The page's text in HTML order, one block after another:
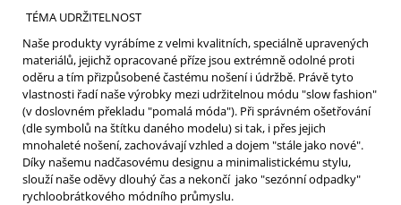
TÉMA UDRŽITELNOST
Naše produkty vyrábíme z velmi kvalitních, speciálně upravených
materiálů, jejichž opracované příze jsou extrémně odolné proti
oděru a tím přizpůsobené častému nošení i údržbě. Právě tyto
vlastnosti řadí naše výrobky mezi udržitelnou módu "slow fashion"
(v doslovném překladu "pomalá móda"). Při správném ošetřování
(dle symbolů na štítku daného modelu) si tak, i přes jejich
mnohaleté nošení, zachovávají vzhled a dojem "stále jako nové".
Díky našemu nadčasovému designu a minimalistickému stylu,
slouží naše oděvy dlouhý čas a nekončí jako "sezónní odpadky"
rychloobrátkového módního průmyslu.